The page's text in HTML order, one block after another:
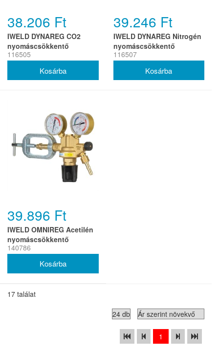
38.206 Ft
IWELD DYNAREG CO2
nyomáscsökkentő
230/22l/min
116505
39.246 Ft
IWELD DYNAREG Nitrogén
nyomáscsökkentő
230/10bar
116507
39.896 Ft
IWELD OMNIREG Acetilén
nyomáscsökkentő
25/1.5bar
140786
17 találat
1